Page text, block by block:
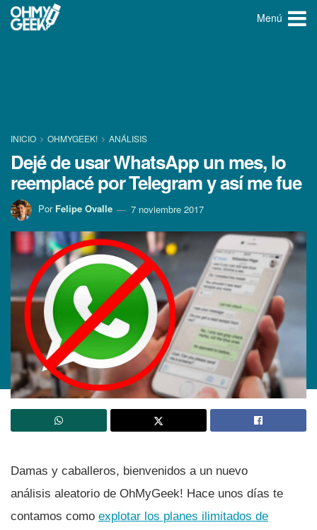
Menú
INICIO OHMYGEEK! ANÁLISIS
Dejé de usar WhatsApp un mes, lo
reemplacé por Telegram y así­ me fue
Por Felipe Ovalle 7 noviembre 2017
Damas y caballeros, bienvenidos a un nuevo
análisis aleatorio de OhMyGeek! Hace unos dí­as te
contamos como explotar los planes ilimitados de